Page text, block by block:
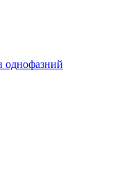
однофазний